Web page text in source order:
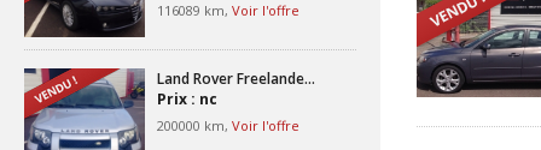
116089 km, Voir l'offre
Land Rover Freelande...
Prix : nc
200000 km, Voir l'offre